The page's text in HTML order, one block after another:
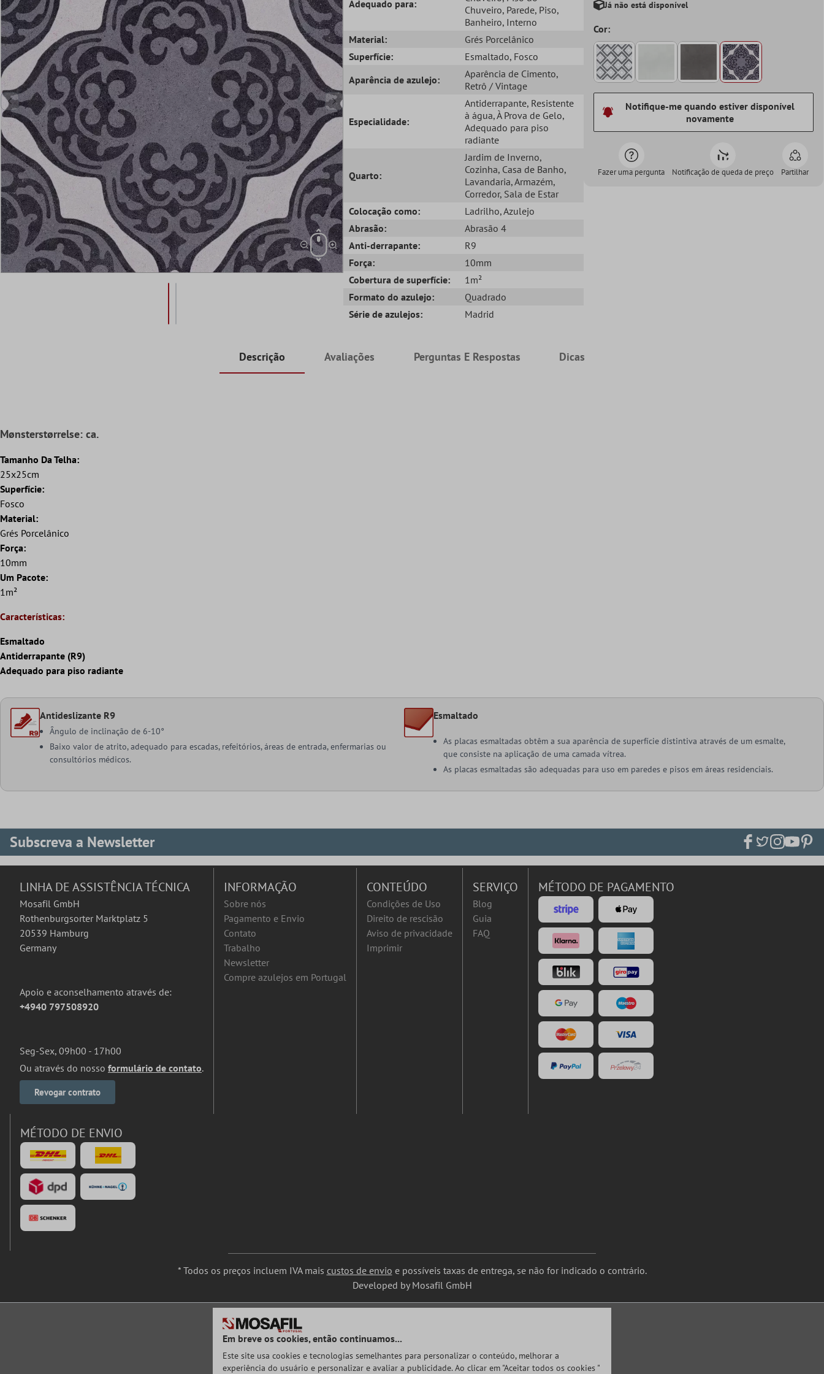
Adequado para:
Chuveiro, Parede, Piso,
Banheiro, Interno
Material:
Grés Porcelânico
Superfície:
Esmaltado, Fosco
Aparência de azulejo:
Aparência de Cimento,
Retrô / Vintage
Especialidade:
Antiderrapante, Resistente
à água, À Prova de Gelo,
Adequado para piso
radiante
Quarto:
Jardim de Inverno,
Cozinha, Casa de Banho,
Lavandaria, Armazém,
Corredor, Sala de Estar
Colocação como:
Ladrilho, Azulejo
Abrasão:
Abrasão 4
Anti-derrapante:
R9
Força:
10mm
Cobertura de superfície:
1m²
Formato do azulejo:
Quadrado
Série de azulejos:
Madrid
Já não está disponível
Cor:
Notifique-me quando estiver disponível
novamente
Fazer uma pergunta Notificação de queda de preço Partilhar
Descrição Avaliações Perguntas E Respostas Dicas
Mønsterstørrelse: ca.
Tamanho Da Telha:
25x25cm
Superfície:
Fosco
Material:
Grés Porcelânico
Força:
10mm
Um Pacote:
1m²
Características:
Esmaltado
Antiderrapante (R9)
Adequado para piso radiante
Antideslizante R9
Ângulo de inclinação de 6-10°
Baixo valor de atrito, adequado para escadas, refeitórios, áreas de entrada, enfermarias ou
consultórios médicos.
Esmaltado
As placas esmaltadas obtêm a sua aparência de superfície distintiva através de um esmalte,
que consiste na aplicação de uma camada vítrea.
As placas esmaltadas são adequadas para uso em paredes e pisos em áreas residenciais.
Subscreva a Newsletter
LINHA DE ASSISTÊNCIA TÉCNICA
Mosafil GmbH
Rothenburgsorter Marktplatz 5
20539 Hamburg
Germany
Apoio e aconselhamento através de:
+4940 797508920
Seg-Sex, 09h00 - 17h00
Ou através do nosso formulário de contato.
Revogar contrato
INFORMAÇÃO
Sobre nós
Pagamento e Envio
Contato
Trabalho
Newsletter
Compre azulejos em Portugal
CONTEÚDO
Condições de Uso
Direito de rescisão
Aviso de privacidade
Imprimir
SERVIÇO
Blog
Guia
FAQ
MÉTODO DE PAGAMENTO
MÉTODO DE ENVIO
* Todos os preços incluem IVA mais custos de envio e possíveis taxas de entrega, se não for indicado o contrário.
Developed by Mosafil GmbH
Em breve os cookies, então continuamos...
Este site usa cookies e tecnologias semelhantes para personalizar o conteúdo, melhorar a
experiência do usuário e personalizar e avaliar a publicidade. Ao clicar em "Aceitar todos os cookies "